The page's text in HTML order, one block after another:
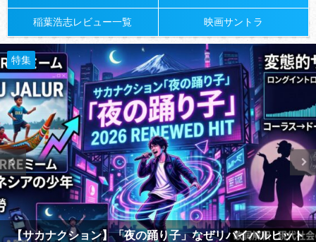
稲葉浩志レビュー一覧 映画サントラ
特集